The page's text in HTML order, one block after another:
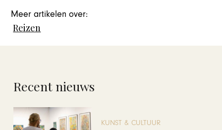
Meer artikelen over:
Reizen
Recent nieuws
KUNST & CULTUUR